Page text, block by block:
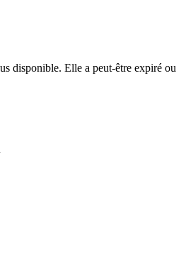
disponible. Elle a peut-être expiré ou